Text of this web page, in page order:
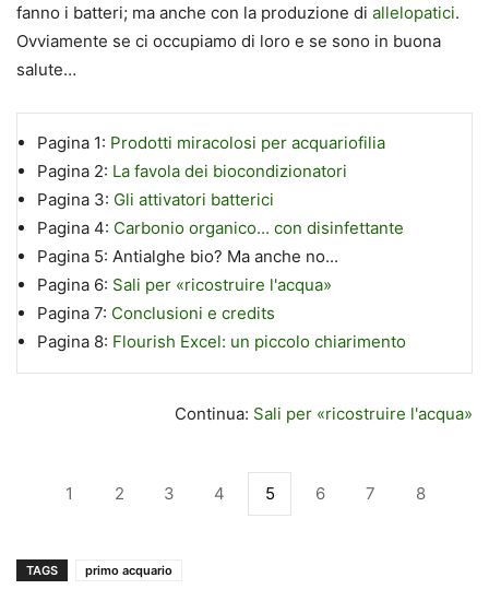
fanno i batteri; ma anche con la produzione di allelopatici.
Ovviamente se ci occupiamo di loro e se sono in buona
salute…
Pagina 1: Prodotti miracolosi per acquariofilia
Pagina 2: La favola dei biocondizionatori
Pagina 3: Gli attivatori batterici
Pagina 4: Carbonio organico... con disinfettante
Pagina 5: Antialghe bio? Ma anche no...
Pagina 6: Sali per «ricostruire l'acqua»
Pagina 7: Conclusioni e credits
Pagina 8: Flourish Excel: un piccolo chiarimento
Continua: Sali per «ricostruire l'acqua»
1 2 3 4 5 6 7 8
TAGS primo acquario